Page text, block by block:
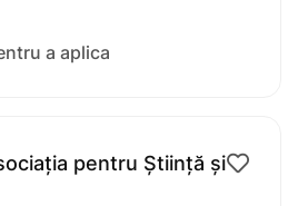
a aplica
pentru Știință și